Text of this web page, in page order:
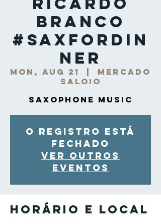
Branco
#SaxForDin
ner
Mon, Aug 21
Mercado
Saloio
Saxophone Music
O registro está
fechado
Ver outros
eventos
Horário e local